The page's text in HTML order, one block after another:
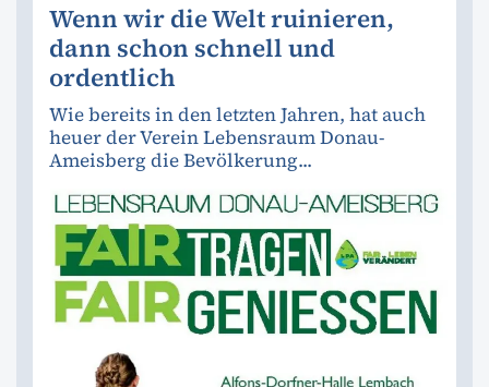
Wenn wir die Welt ruinieren,
dann schon schnell und
ordentlich
Wie bereits in den letzten Jahren, hat auch
heuer der Verein Lebensraum Donau-
Ameisberg die Bevölkerung...